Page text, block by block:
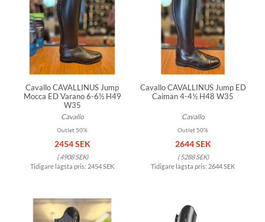
Cavallo CAVALLINUS Jump
Mocca ED Varano 6-6½ H49
W35
Cavallo
Outlet 50%
2454 SEK
(4908 SEK)
Tidigare lägsta pris: 2454 SEK
Cavallo CAVALLINUS Jump ED
Caiman 4-4½ H48 W35
Cavallo
Outlet 50%
2644 SEK
(5288 SEK)
Tidigare lägsta pris: 2644 SEK